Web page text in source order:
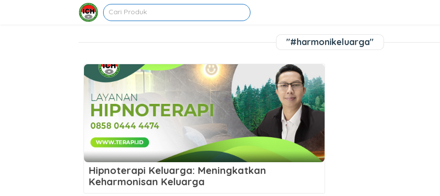
"#harmonikeluarga"
Hipnoterapi Keluarga: Meningkatkan
Keharmonisan Keluarga